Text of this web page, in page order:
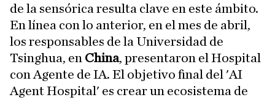
de la sensórica resulta clave en este ámbito.
En línea con lo anterior, en el mes de abril,
los responsables de la Universidad de
Tsinghua, en China, presentaron el Hospital
con Agente de IA. El objetivo final del 'AI
Agent Hospital' es crear un ecosistema de